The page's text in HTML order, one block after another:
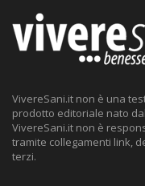
VivereSani.it non è una
prodotto editoriale nato
VivereSani.it non è
tramite collegamenti link,
terzi.